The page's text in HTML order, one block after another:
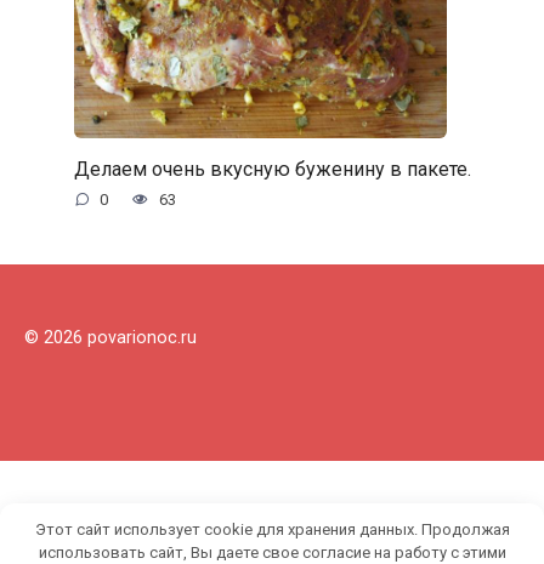
Делаем очень вкусную буженину в пакете.
0 63
© 2026 povarionoc.ru
Этот сайт использует cookie для хранения данных. Продолжая
использовать сайт, Вы даете свое согласие на работу с этими